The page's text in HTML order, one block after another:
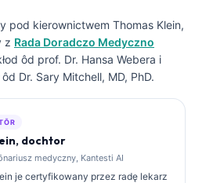
pod kierownictwem Thomas Klein,
z Rada Doradczo Medyczno
ôd prof. Dr. Hansa Webera i
Dr. Sary Mitchell, MD, PhD.
dochtor
medyczny, Kantesti AI
je certyfikowany przez radę lekarz